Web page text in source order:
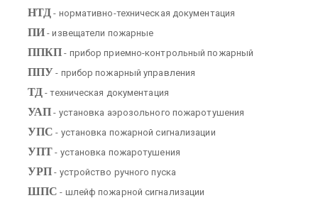
НТД - нормативно-техническая документация
ПИ - извещатели пожарные
ППКП - прибор приемно-контрольный пожарный
ППУ - прибор пожарный управления
ТД - техническая документация
УАП - установка аэрозольного пожаротушения
УПС - установка пожарной сигнализации
УПТ - установка пожаротушения
УРП - устройство ручного пуска
ШПС - шлейф пожарной сигнализации